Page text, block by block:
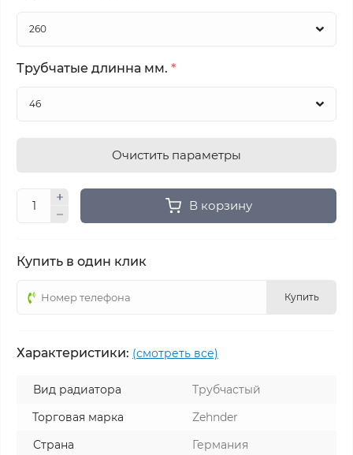
Трубчатые длинна мм. *
Очистить параметры
В корзину
Купить в один клик
Купить
Характеристики: (смотреть все)
Вид радиатора
Трубчастый
Торговая марка
Zehnder
Страна
Германия